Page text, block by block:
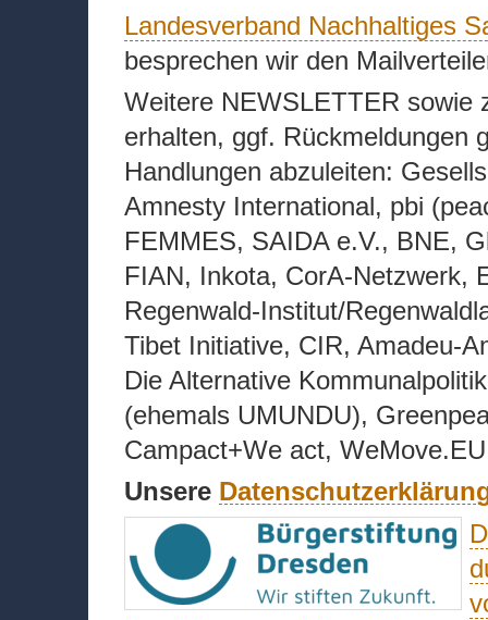
Landesverband Nachhaltiges
besprechen wir den
Weitere NEWSLETTER sowie
erhalten, ggf. Rückmeldungen
Handlungen abzuleiten:
Amnesty International, pbi
FEMMES, SAIDA e.V., BNE,
FIAN, Inkota, CorA-Netzwerk,
Regenwald-Institut/
TibetInitiative, CIR, Amadeu-
Die Alternative
(ehemals UMUNDU), G
Campact+We act,
Unsere